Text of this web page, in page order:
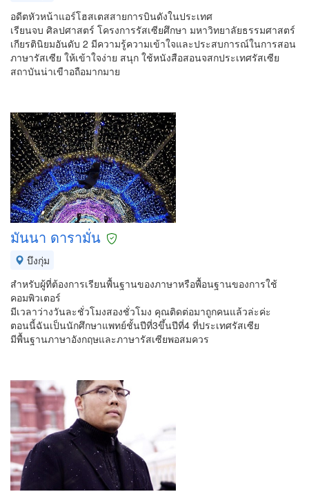
อดีตหัวหน้าแอร์โฮสเตสสายการบินดังในประเทศ
เรียนจบ ศิลปศาสตร์ โครงการรัสเซียศึกษา มหาวิทยาลัยธรรมศาสตร์
เกียรตินิยมอันดับ 2 มีความรู้ความเข้าใจและประสบการณ์ในการสอน
ภาษารัสเซีย ให้เข้าใจง่าย สนุก ใช้หนังสือสอนจสกประเทศรัสเซีย
สถาบันน่าเขืาอถือมากมาย
มันนา ดารามั่น
บึงกุ่ม
สำหรับผู้ที่ต้องการเรียนพื้นฐานของภาษาหรือพื้อนฐานของการใช้
คอมพิวเตอร์
มีเวลาว่างวันละชั่วโมงสองชั่วโมง คุณติดต่อมาถูกคนแล้วล่ะค่ะ
ตอนนี้ฉันเป็นนักศึกษาแพทย์ชั้นปีที่3ขึ้นปีที่4 ที่ประเทศรัสเซีย
มีพื้นฐานภาษาอังกฤษและภาษารัสเซียพอสมควร